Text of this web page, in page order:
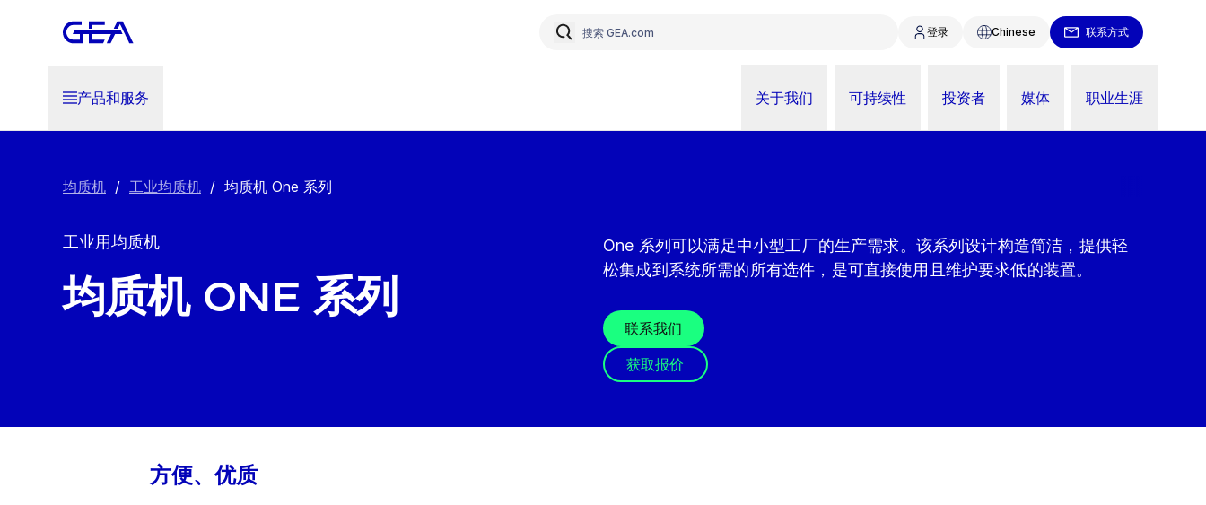
登录 Chinese 联系方式
产品和服务 关于我们 可持续性 投资者 媒体 职业生涯
均质机 / 工业均质机 / 均质机 One 系列
工业用均质机
均质机 One 系列
One 系列可以满足中小型工厂的生产需求。该系列设计构造简洁，提供轻
松集成到系统所需的所有选件，是可直接使用且维护要求低的装置。
联系我们
获取报价
方便、优质